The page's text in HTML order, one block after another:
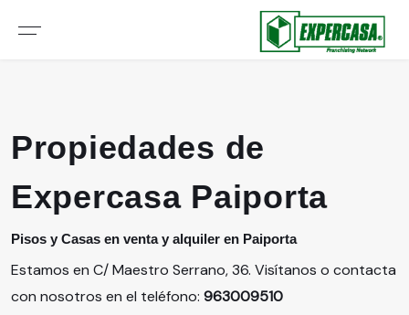
Propiedades de
Expercasa Paiporta
Pisos y Casas en venta y alquiler en Paiporta
Estamos en C/ Maestro Serrano, 36. Visítanos o contacta
con nosotros en el teléfono: 963009510